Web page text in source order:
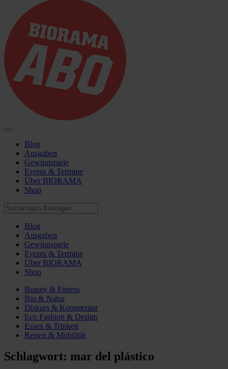
Blog
Ausgaben
Gewinnspiele
Events & Termine
Über BIORAMA
Shop
Blog
Ausgaben
Gewinnspiele
Events & Termine
Über BIORAMA
Shop
Beauty & Fitness
Bio & Natur
Diskurs & Kommentar
Eco Fashion & Design
Essen & Trinken
Reisen & Mobilität
Schlagwort: mar del plástico